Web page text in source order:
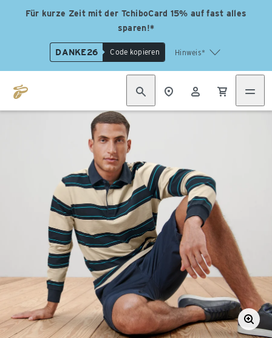
Für kurze Zeit mit der TchiboCard 15% auf fast alles
sparen!*
DANKE26 Code kopieren Hinweis*